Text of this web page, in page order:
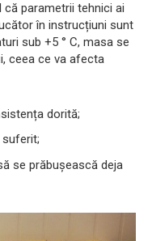
parametrii tehnici ai
în instrucțiuni sunt
sub +5 ° C, masa se
ceea ce va afecta
dorită;
suferit;
se prăbușească deja